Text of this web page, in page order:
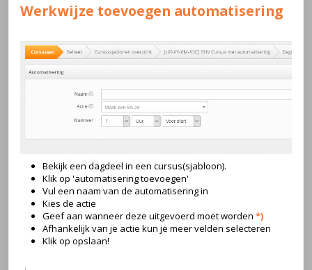
Werkwijze toevoegen automatisering
Bekijk een dagdeel in een cursus(sjabloon).
Klik op 'automatisering toevoegen'
Vul een naam van de automatisering in
Kies de actie
Geef aan wanneer deze uitgevoerd moet worden *)
Afhankelijk van je actie kun je meer velden selecteren
Klik op opslaan!